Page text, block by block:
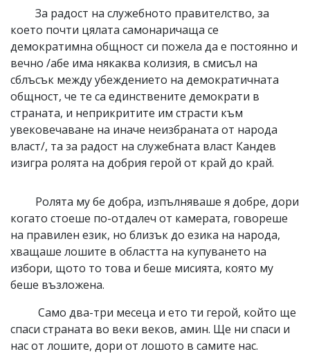
За радост на служебното правителство, за
което почти цялата самонаричаща се
демократимна общност си пожела да е постоянно и
вечно /абе има някаква колизия, в смисъл на
сблъсък между убеждението на демократичната
общност, че те са единствените демократи в
страната, и неприкритите им страсти към
увековечаване на иначе неизбраната от народа
власт/, та за радост на служебната власт Кандев
изигра ролята на добрия герой от край до край.
Ролята му бе добра, изпълняваше я добре, дори
когато стоеше по-отдалеч от камерата, говореше
на правилен език, но близък до езика на народа,
хващаше лошите в областта на купуването на
избори, щото то това и беше мисията, която му
беше възложена.
Само два-три месеца и ето ти герой, който ще
спаси страната во веки веков, амин. Ще ни спаси и
нас от лошите, дори от лошото в самите нас.